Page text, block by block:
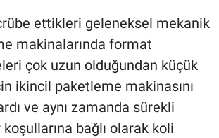
ettikleri geleneksel mekanik
makinalarında format
çok uzun olduğundan küçük
ikincil paketleme makinasını
ve aynı zamanda sürekli
bağlı olarak koli